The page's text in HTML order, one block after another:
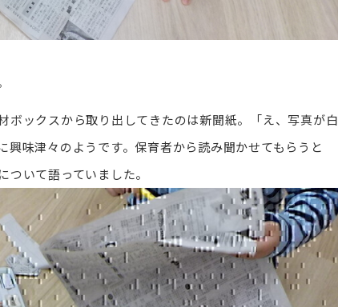
ックスから取り出してきたのは新聞紙。「え、写真が白
味津々のようです。保育者から読み聞かせてもらうと
ついて語っていました。